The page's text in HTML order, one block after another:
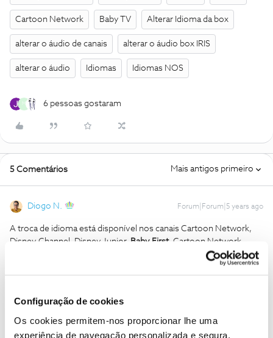
Configuração de cookies
Os cookies permitem-nos proporcionar lhe uma
experiência de navegação personalizada e segura.
Cartoon Network Baby TV Alterar Idioma da box
alterar o áudio de canais alterar o áudio box IRIS
alterar o áudio Idiomas Idiomas NOS
M 6 pessoas gostaram
5 Comentários Mais antigos primeiro
Diogo N. Forum|Forum|5 years ago
A troca de idioma está disponível nos canais Cartoon Network,
Disney Channel, Disney Junior, Baby First, Cartoon Network,
M 1 pessoa gostou